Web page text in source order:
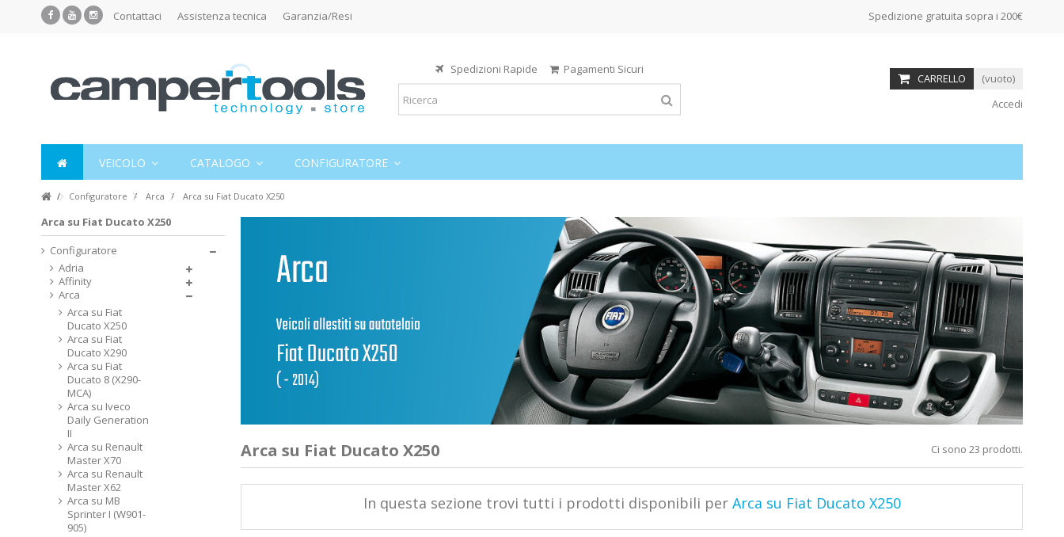
Contattaci Assistenza tecnica Garanzia/Resi Spedizione gratuita sopra i 200€
Spedizioni Rapide Pagamenti Sicuri
CARRELLO
(vuoto)
Accedi
VEICOLO CATALOGO CONFIGURATORE
Configuratore Arca Arca su Fiat Ducato X250
Arca su Fiat Ducato X250 Ci sono 23 prodotti.
In questa sezione trovi tutti i prodotti disponibili per Arca su Fiat Ducato X250
Arca su Fiat Ducato X250
Configuratore
Adria
Affinity
Arca
Arca su Fiat
Ducato X250
Arca su Fiat
Ducato X290
Arca su Fiat
Ducato 8 (X290-
MCA)
Arca su Iveco
Daily Generation
II
Arca su Renault
Master X70
Arca su Renault
Master X62
Arca su MB
Sprinter I (W901-
905)